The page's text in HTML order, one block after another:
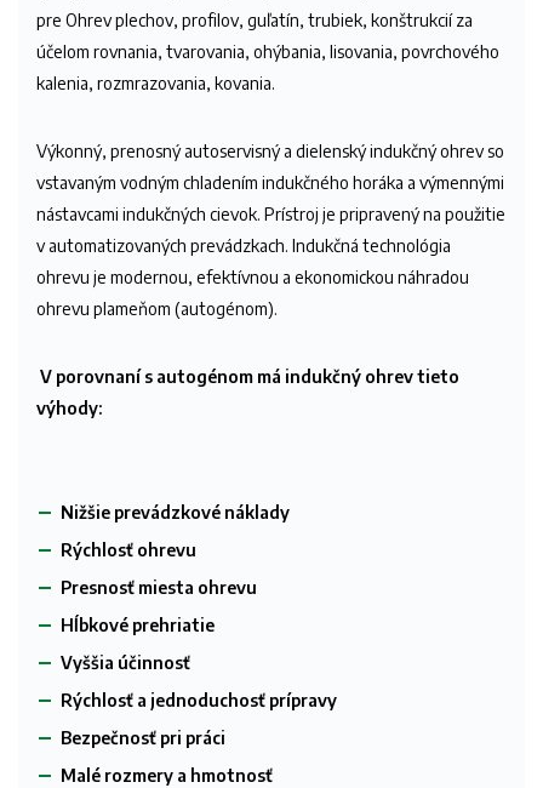
pre Ohrev plechov, profilov, guľatín, trubiek, konštrukcií za
účelom rovnania, tvarovania, ohýbania, lisovania, povrchového
kalenia, rozmrazovania, kovania.
Výkonný, prenosný autoservisný a dielenský indukčný ohrev so
vstavaným vodným chladením indukčného horáka a výmennými
nástavcami indukčných cievok. Prístroj je pripravený na použitie
v automatizovaných prevádzkach. Indukčná technológia
ohrevu je modernou, efektívnou a ekonomickou náhradou
ohrevu plameňom (autogénom).
V porovnaní s autogénom má indukčný ohrev tieto
výhody:
Nižšie prevádzkové náklady
Rýchlosť ohrevu
Presnosť miesta ohrevu
Hĺbkové prehriatie
Vyššia účinnosť
Rýchlosť a jednoduchosť prípravy
Bezpečnosť pri práci
Malé rozmery a hmotnosť